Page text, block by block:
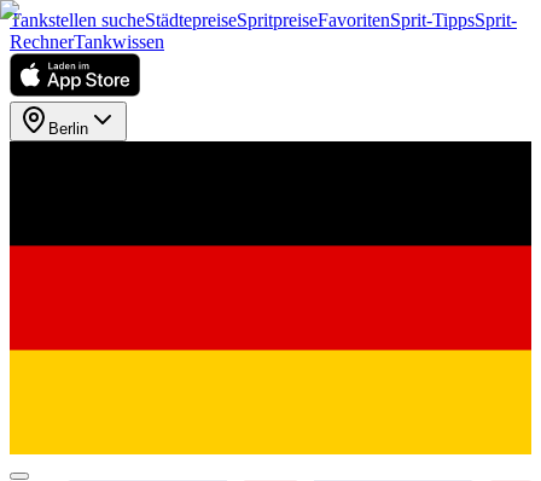
Tankstellen sucheStädtepreiseSpritpreiseFavoritenSprit-TippsSprit-
RechnerTankwissen
Berlin